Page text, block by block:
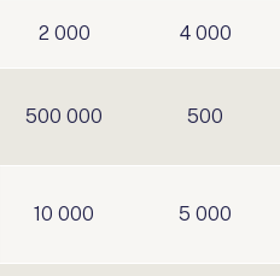
2 000 4 000
500 000 500
10 000 5 000